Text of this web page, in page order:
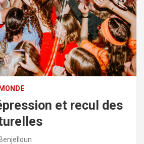
et recul des